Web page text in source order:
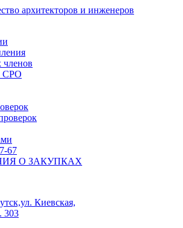
СРО
67
О ЗАКУПКАХ
Киевская,
303